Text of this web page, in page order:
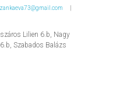
Lilien 6.b, Nagy
Szabados Balázs